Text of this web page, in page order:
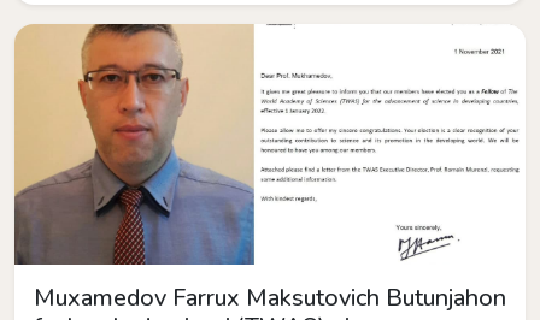
Muxamedov Farrux Maksutovich Butunjahon